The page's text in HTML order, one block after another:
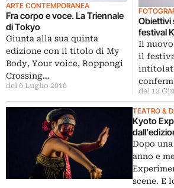
ARTE CONTEMPORANEA
Fra corpo e voce. La Triennale
di Tokyo
Giunta alla sua quinta
edizione con il titolo di My
Body, Your voice, Roppongi
Crossing…
del 6 Luglio 2016
Obiettivi
festival
Il
il
del 12
TEATRO &
Kyoto
Dopo
anno e
scene. E